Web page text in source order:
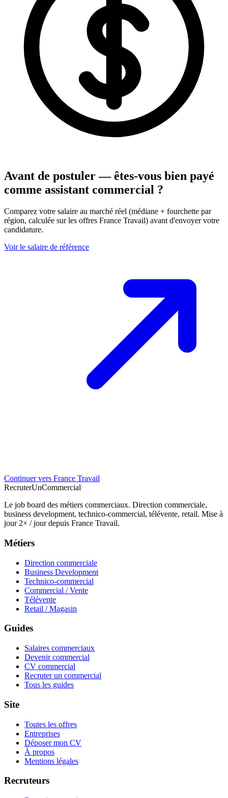
Avant de postuler — êtes-vous bien payé
comme assistant commercial ?
Comparez votre salaire au marché réel (médiane + fourchette par
région, calculée sur les offres France Travail) avant d'envoyer votre
candidature.
Voir le salaire de référence
Continuer vers France Travail
RecruterUnCommercial
Le job board des métiers commerciaux. Direction commerciale,
business development, technico-commercial, télévente, retail. Mise à
jour 2× / jour depuis France Travail.
Métiers
Direction commerciale
Business Development
Technico-commercial
Commercial / Vente
Télévente
Retail / Magasin
Guides
Salaires commerciaux
Devenir commercial
CV commercial
Recruter un commercial
Tous les guides
Site
Toutes les offres
Entreprises
Déposer mon CV
À propos
Mentions légales
Recruteurs